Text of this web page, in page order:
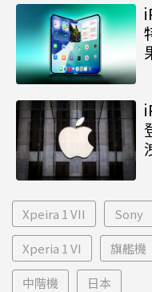
Xpeira 1 VII Sony
Xperia 1 VI 旗艦機
中階機 日本